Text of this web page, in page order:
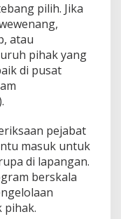
pilih. Jika
atau
pihak yang
di pusat
pejabat
masuk untuk
di lapangan.
berskala
pihak.